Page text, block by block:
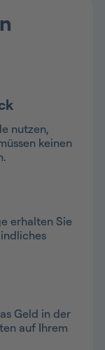
nutzen,
keinen
erhalten Sie
Geld in der
auf Ihrem